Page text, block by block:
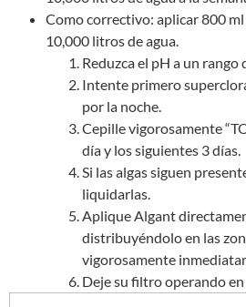
Como correctivo: aplicar 800
10,000 litros de agua.
Reduzca el pH a un rango
Intente primero
por la noche.
Cepille vigorosamente
día y los siguientes 3 días.
Si las algas siguen
liquidarlas.
Aplique Algant
distribuyéndolo en las
vigorosamente
Deje su filtro operando